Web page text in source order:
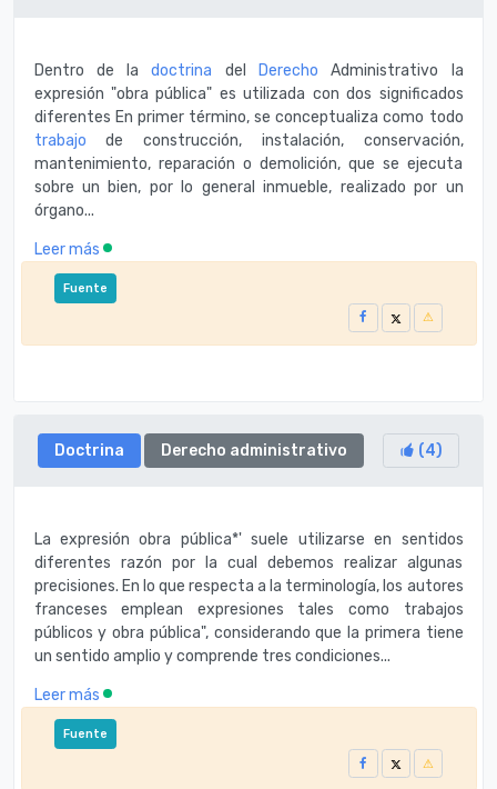
Dentro de ladoctrina del Derecho Administrativo la
expresión "obra pública" es utilizada con dos significados
diferentes En primer término, se conceptualiza como todo
trabajo de construcción, instalación, conservación,
mantenimiento, reparación o demolición, que se ejecuta
sobre un bien, por lo general inmueble, realizado por un
órgano...
Leer más
Fuente
Doctrina Derecho administrativo (4)
La expresión obra pública*' suele utilizarse en sentidos
diferentes razón por la cual debemos realizar algunas
precisiones. En lo que respecta a la terminología, los autores
franceses emplean expresiones tales como trabajos
públicos y obra pública", considerando que la primera tiene
un sentido amplio y comprende tres condiciones...
Leer más
Fuente